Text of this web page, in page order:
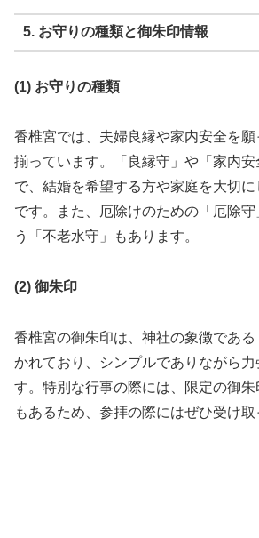
5. お守りの種類と御朱印情報
(1) お守りの種類
香椎宮では、夫婦良縁や家内安全を願
揃っています。「良縁守」や「家内
で、結婚を希望する方や家庭を大切
です。また、厄除けのための「厄除
う「不老水守」もあります。
(2) 御朱印
香椎宮の御朱印は、神社の象徴であ
かれており、シンプルでありながら力
す。特別な行事の際には、限定の御
もあるため、参拝の際にはぜひ受け取